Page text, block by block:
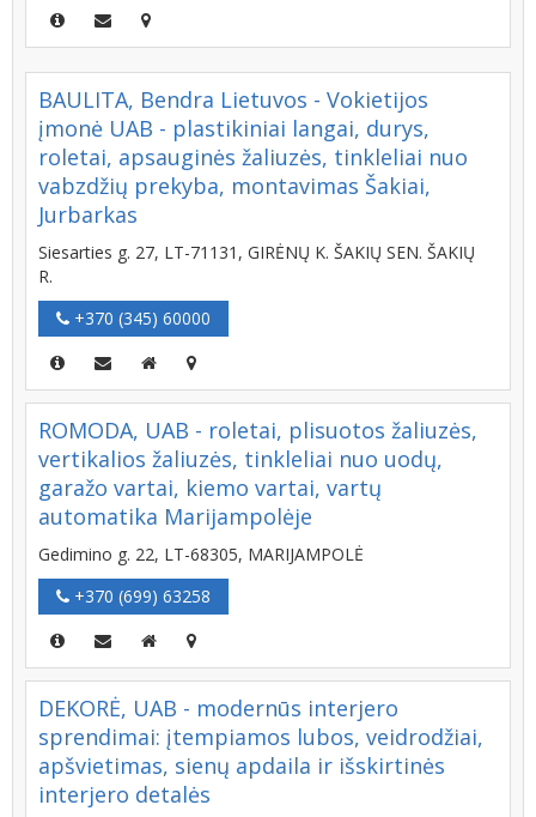
BAULITA, Bendra Lietuvos - Vokietijos
įmonė UAB - plastikiniai langai, durys,
roletai, apsauginės žaliuzės, tinkleliai nuo
vabzdžių prekyba, montavimas Šakiai,
Jurbarkas
Siesarties g. 27, LT-71131, GIRĖNŲ K. ŠAKIŲ SEN. ŠAKIŲ
R.
+370 (345) 60000
ROMODA, UAB - roletai, plisuotos žaliuzės,
vertikalios žaliuzės, tinkleliai nuo uodų,
garažo vartai, kiemo vartai, vartų
automatika Marijampolėje
Gedimino g. 22, LT-68305, MARIJAMPOLĖ
+370 (699) 63258
DEKORĖ, UAB - modernūs interjero
sprendimai: įtempiamos lubos, veidrodžiai,
apšvietimas, sienų apdaila ir išskirtinės
interjero detalės